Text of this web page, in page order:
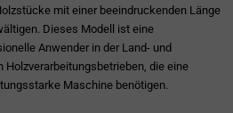
mit einer beeindruckenden Länge
Dieses Modell ist eine
Anwender in der Land- und
die eine
Maschine benötigen.